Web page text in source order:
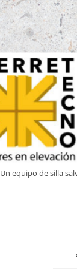
Un equipo de silla